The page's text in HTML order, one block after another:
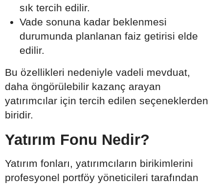
sık tercih edilir.
Vade sonuna kadar beklenmesi
durumunda planlanan faiz getirisi elde
edilir.
Bu özellikleri nedeniyle vadeli mevduat,
daha öngörülebilir kazanç arayan
yatırımcılar için tercih edilen seçeneklerden
biridir.
Yatırım Fonu Nedir?
Yatırım fonları, yatırımcıların birikimlerini
profesyonel portföy yöneticileri tarafından